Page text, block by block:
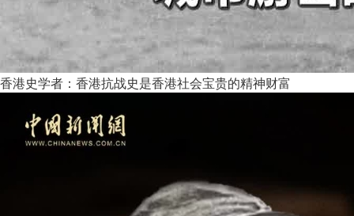
香港史学者：香港抗战史是香港社会宝贵的精神财富